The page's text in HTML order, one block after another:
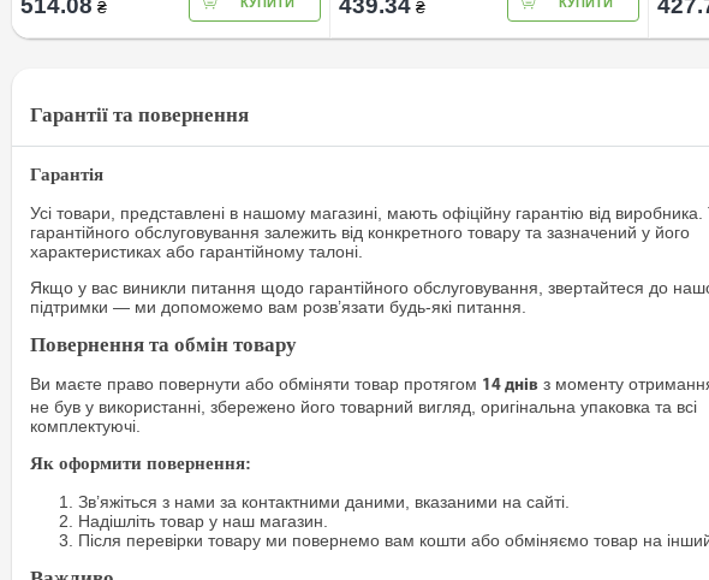
₴ ₴
Гарантії та повернення
Гарантія
Усі товари, представлені в нашому магазині, мають офіційну гарантію від виробника.
гарантійного обслуговування залежить від конкретного товару та зазначений у його
характеристиках або гарантійному талоні.
Якщо у вас виникли питання щодо гарантійного обслуговування, звертайтеся до
підтримки — ми допоможемо вам розв’язати будь-які питання.
Повернення та обмін товару
Ви маєте право повернути або обміняти товар протягом 14 днів з моменту
не був у використанні, збережено його товарний вигляд, оригінальна упаковка та всі
комплектуючі.
Як оформити повернення:
Зв’яжіться з нами за контактними даними, вказаними на сайті.
Надішліть товар у наш магазин.
Після перевірки товару ми повернемо вам кошти або обміняємо товар на